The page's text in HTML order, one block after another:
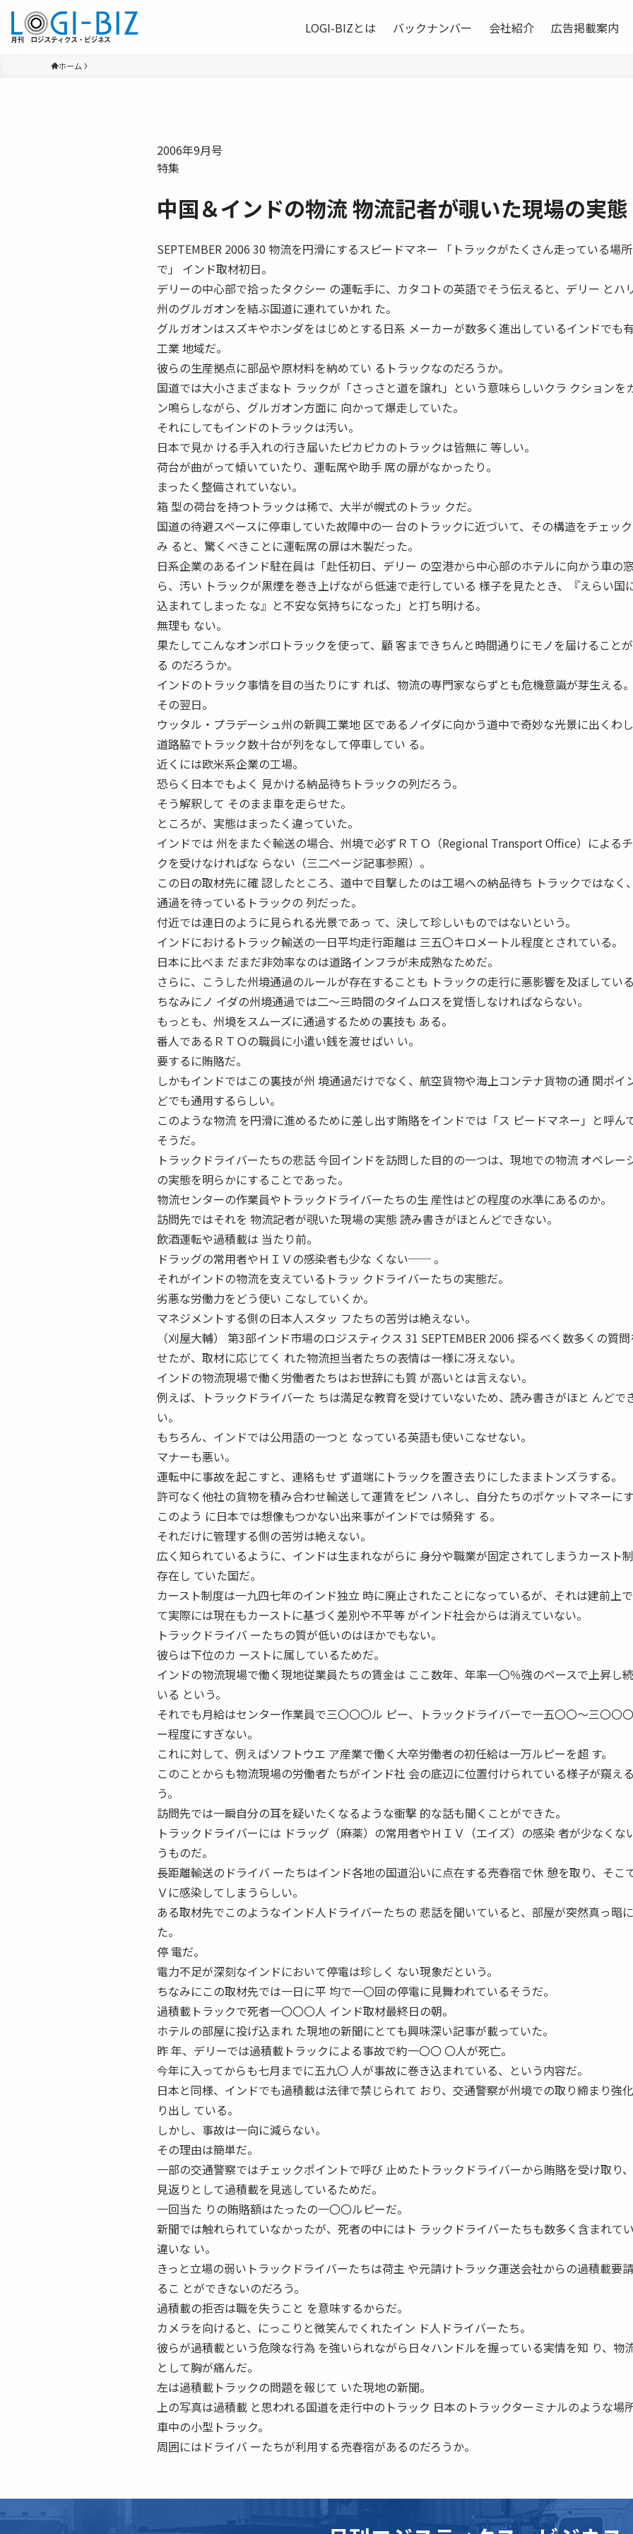
LOGI-BIZとは バックナンバー 会社紹介 広告掲載案内
ホーム
2006年9月号
特集
中国＆インドの物流 物流記者が覗いた現場の実態
SEPTEMBER 2006 30 物流を円滑にするスピードマネー 「トラックがたくさん走っている場
で」 インド取材初日。
デリーの中心部で拾ったタクシー の運転手に、カタコトの英語でそう伝えると、デリー とハ
州のグルガオンを結ぶ国道に連れていかれ た。
グルガオンはスズキやホンダをはじめとする日系 メーカーが数多く進出しているインドでも
工業 地域だ。
彼らの生産拠点に部品や原材料を納めてい るトラックなのだろうか。
国道では大小さまざまなト ラックが「さっさと道を譲れ」という意味らしいクラ クションを
ン鳴らしながら、グルガオン方面に 向かって爆走していた。
それにしてもインドのトラックは汚い。
日本で見か ける手入れの行き届いたピカピカのトラックは皆無に 等しい。
荷台が曲がって傾いていたり、運転席や助手 席の扉がなかったり。
まったく整備されていない。
箱 型の荷台を持つトラックは稀で、大半が幌式のトラッ クだ。
国道の待避スペースに停車していた故障中の一 台のトラックに近づいて、その構造をチェッ
み ると、驚くべきことに運転席の扉は木製だった。
日系企業のあるインド駐在員は「赴任初日、デリー の空港から中心部のホテルに向かう車の
ら、汚い トラックが黒煙を巻き上げながら低速で走行している 様子を見たとき、『えらい国
込まれてしまった な』と不安な気持ちになった」と打ち明ける。
無理も ない。
果たしてこんなオンボロトラックを使って、顧 客まできちんと時間通りにモノを届けること
る のだろうか。
インドのトラック事情を目の当たりにす れば、物流の専門家ならずとも危機意識が芽生える。
その翌日。
ウッタル・プラデーシュ州の新興工業地 区であるノイダに向かう道中で奇妙な光景に出くわし
道路脇でトラック数十台が列をなして停車してい る。
近くには欧米系企業の工場。
恐らく日本でもよく 見かける納品待ちトラックの列だろう。
そう解釈して そのまま車を走らせた。
ところが、実態はまったく違っていた。
インドでは 州をまたぐ輸送の場合、州境で必ずＲＴＯ（Regional Transport Office）による
クを受けなければな らない（三二ページ記事参照）。
この日の取材先に確 認したところ、道中で目撃したのは工場への納品待ち トラックではなく
通過を待っているトラックの 列だった。
付近では連日のように見られる光景であっ て、決して珍しいものではないという。
インドにおけるトラック輸送の一日平均走行距離は 三五〇キロメートル程度とされている。
日本に比べま だまだ非効率なのは道路インフラが未成熟なためだ。
さらに、こうした州境通過のルールが存在することも トラックの走行に悪影響を及ぼしている
ちなみにノ イダの州境通過では二〜三時間のタイムロスを覚悟しなければならない。
もっとも、州境をスムーズに通過するための裏技も ある。
番人であるＲＴＯの職員に小遣い銭を渡せばい い。
要するに賄賂だ。
しかもインドではこの裏技が州 境通過だけでなく、航空貨物や海上コンテナ貨物の通 関ポイ
どでも通用するらしい。
このような物流 を円滑に進めるために差し出す賄賂をインドでは「ス ピードマネー」と呼ん
そうだ。
トラックドライバーたちの悲話 今回インドを訪問した目的の一つは、現地での物流 オペレー
の実態を明らかにすることであった。
物流センターの作業員やトラックドライバーたちの生 産性はどの程度の水準にあるのか。
訪問先ではそれを 物流記者が覗いた現場の実態 読み書きがほとんどできない。
飲酒運転や過積載は 当たり前。
ドラッグの常用者やＨＩＶの感染者も少な くない── 。
それがインドの物流を支えているトラッ クドライバーたちの実態だ。
劣悪な労働力をどう使い こなしていくか。
マネジメントする側の日本人スタッ フたちの苦労は絶えない。
（刈屋大輔） 第3部インド市場のロジスティクス 31 SEPTEMBER 2006 探るべく数多くの質
せたが、取材に応じてく れた物流担当者たちの表情は一様に冴えない。
インドの物流現場で働く労働者たちはお世辞にも質 が高いとは言えない。
例えば、トラックドライバーた ちは満足な教育を受けていないため、読み書きがほと んどで
い。
もちろん、インドでは公用語の一つと なっている英語も使いこなせない。
マナーも悪い。
運転中に事故を起こすと、連絡もせ ず道端にトラックを置き去りにしたままトンズラする。
許可なく他社の貨物を積み合わせ輸送して運賃をピン ハネし、自分たちのポケットマネーにす
このよう に日本では想像もつかない出来事がインドでは頻発す る。
それだけに管理する側の苦労は絶えない。
広く知られているように、インドは生まれながらに 身分や職業が固定されてしまうカースト
存在し ていた国だ。
カースト制度は一九四七年のインド独立 時に廃止されたことになっているが、それは建前上
て実際には現在もカーストに基づく差別や不平等 がインド社会からは消えていない。
トラックドライバ ーたちの質が低いのはほかでもない。
彼らは下位のカ ーストに属しているためだ。
インドの物流現場で働く現地従業員たちの賃金は ここ数年、年率一〇％強のペースで上昇し
いる という。
それでも月給はセンター作業員で三〇〇〇ル ピー、トラックドライバーで一五〇〇〜三〇〇
ー程度にすぎない。
これに対して、例えばソフトウエ ア産業で働く大卒労働者の初任給は一万ルピーを超 す。
このことからも物流現場の労働者たちがインド社 会の底辺に位置付けられている様子が窺え
う。
訪問先では一瞬自分の耳を疑いたくなるような衝撃 的な話も聞くことができた。
トラックドライバーには ドラッグ（麻薬）の常用者やＨＩＶ（エイズ）の感染 者が少なくな
うものだ。
長距離輸送のドライバ ーたちはインド各地の国道沿いに点在する売春宿で休 憩を取り、そこ
Ｖに感染してしまうらしい。
ある取材先でこのようなインド人ドライバーたちの 悲話を聞いていると、部屋が突然真っ暗
た。
停 電だ。
電力不足が深刻なインドにおいて停電は珍しく ない現象だという。
ちなみにこの取材先では一日に平 均で一〇回の停電に見舞われているそうだ。
過積載トラックで死者一〇〇〇人 インド取材最終日の朝。
ホテルの部屋に投げ込まれ た現地の新聞にとても興味深い記事が載っていた。
昨 年、デリーでは過積載トラックによる事故で約一〇〇 〇人が死亡。
今年に入ってからも七月までに五九〇 人が事故に巻き込まれている、という内容だ。
日本と同様、インドでも過積載は法律で禁じられて おり、交通警察が州境での取り締まり強
り出し ている。
しかし、事故は一向に減らない。
その理由は簡単だ。
一部の交通警察ではチェックポイントで呼び 止めたトラックドライバーから賄賂を受け取り
見返りとして過積載を見逃しているためだ。
一回当た りの賄賂額はたったの一〇〇ルピーだ。
新聞では触れられていなかったが、死者の中にはト ラックドライバーたちも数多く含まれて
違いな い。
きっと立場の弱いトラックドライバーたちは荷主 や元請けトラック運送会社からの過積載要
るこ とができないのだろう。
過積載の拒否は職を失うこと を意味するからだ。
カメラを向けると、にっこりと微笑んでくれたイン ド人ドライバーたち。
彼らが過積載という危険な行為 を強いられながら日々ハンドルを握っている実情を知 り、物
として胸が痛んだ。
左は過積載トラックの問題を報じて いた現地の新聞。
上の写真は過積載 と思われる国道を走行中のトラック 日本のトラックターミナルのような場
車中の小型トラック。
周囲にはドライバ ーたちが利用する売春宿があるのだろうか。